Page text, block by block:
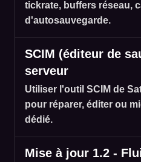
tickrate, buffers réseau,
d'autosauvegarde.
SCIM (éditeur de
serveur
Utiliser l'outil SCIM de
pour réparer, éditer ou
dédié.
Mise à jour 1.2 -